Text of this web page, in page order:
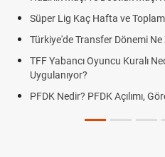
Süper Lig Kaç Hafta ve
Türkiye'de Transfer Dönemi
TFF Yabancı Oyuncu Kuralı
Uygulanıyor?
PFDK Nedir? PFDK Açılımı,